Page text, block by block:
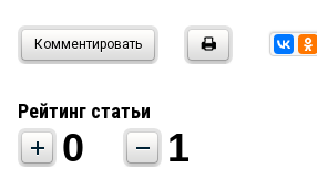
Комментировать
Рейтинг статьи
0 1